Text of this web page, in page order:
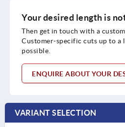
Your desired length is
Then get in touch with a
Customer-specific cuts up to a
possible.
ENQUIRE ABOUT YOUR
VARIANT SELECTION